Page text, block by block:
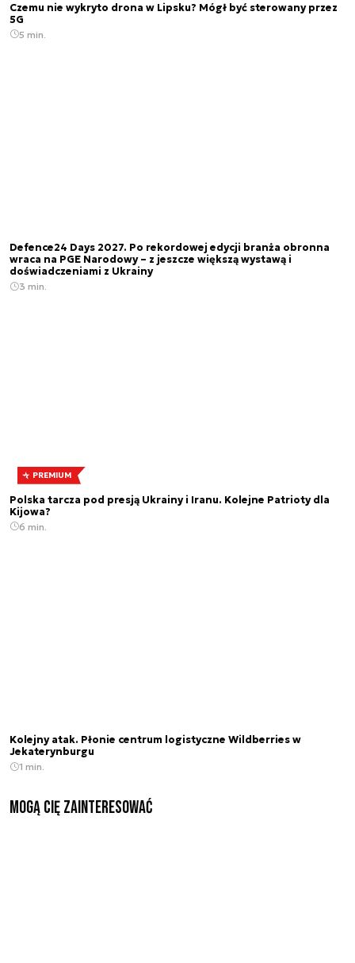
Czemu nie wykryto drona w Lipsku? Mógł być sterowany przez
5G
5 min.
Defence24 Days 2027. Po rekordowej edycji branża obronna
wraca na PGE Narodowy – z jeszcze większą wystawą i
doświadczeniami z Ukrainy
3 min.
PREMIUM
Polska tarcza pod presją Ukrainy i Iranu. Kolejne Patrioty dla
Kijowa?
6 min.
Kolejny atak. Płonie centrum logistyczne Wildberries w
Jekaterynburgu
1 min.
Mogą Cię zainteresować